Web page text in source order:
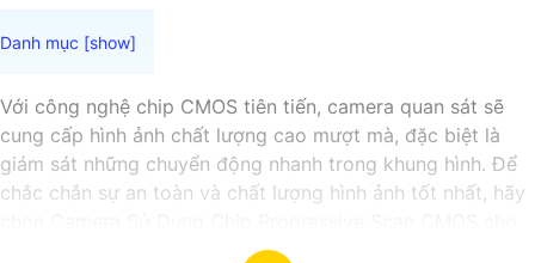
Với công nghệ chip CMOS tiên tiến, camera quan sát sẽ
cung cấp hình ảnh chất lượng cao mượt mà, đặc biệt là
giám sát những chuyển động nhanh trong khung hình. Để
chắc chắn sự an toàn và chất lượng hình ảnh tốt nhất, hãy
hệ thống giám sát của bạn dưới đây nhé!